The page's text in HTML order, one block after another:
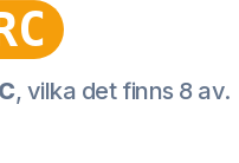
, vilka det finns 8 av.